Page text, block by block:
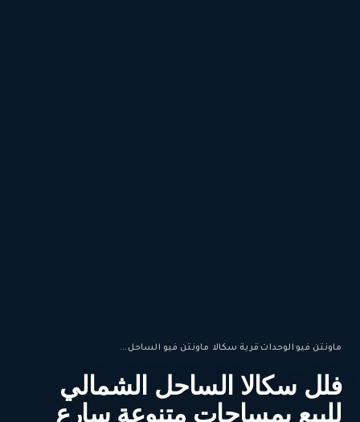
ماونتن فيو·الوحدات·قرية سكالا ماونتن فيو الساحل...
فلل سكالا الساحل الشمالي
للبيع بمساحات متنوعة سارع